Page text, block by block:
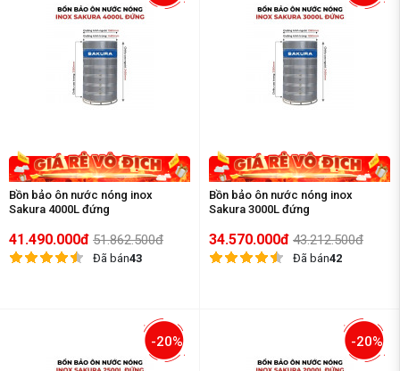
Bồn bảo ôn nước nóng inox
Sakura 4000L đứng
41.490.000đ 51.862.500đ
Đã bán43
Bồn bảo ôn nước nóng inox
Sakura 3000L đứng
34.570.000đ 43.212.500đ
Đã bán42
-20% -20%